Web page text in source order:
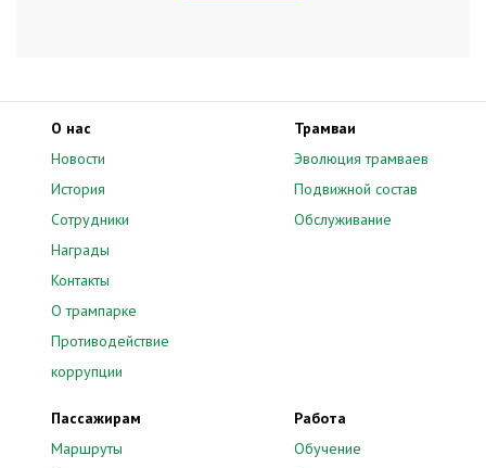
О нас
Новости
История
Сотрудники
Награды
Контакты
О трампарке
Противодействие
коррупции
Трамваи
Эволюция трамваев
Подвижной состав
Обслуживание
Пассажирам
Маршруты
Работа
Обучение